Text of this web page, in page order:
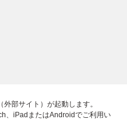
部サイト）が起動します。
、iPadまたはAndroidでご利用い